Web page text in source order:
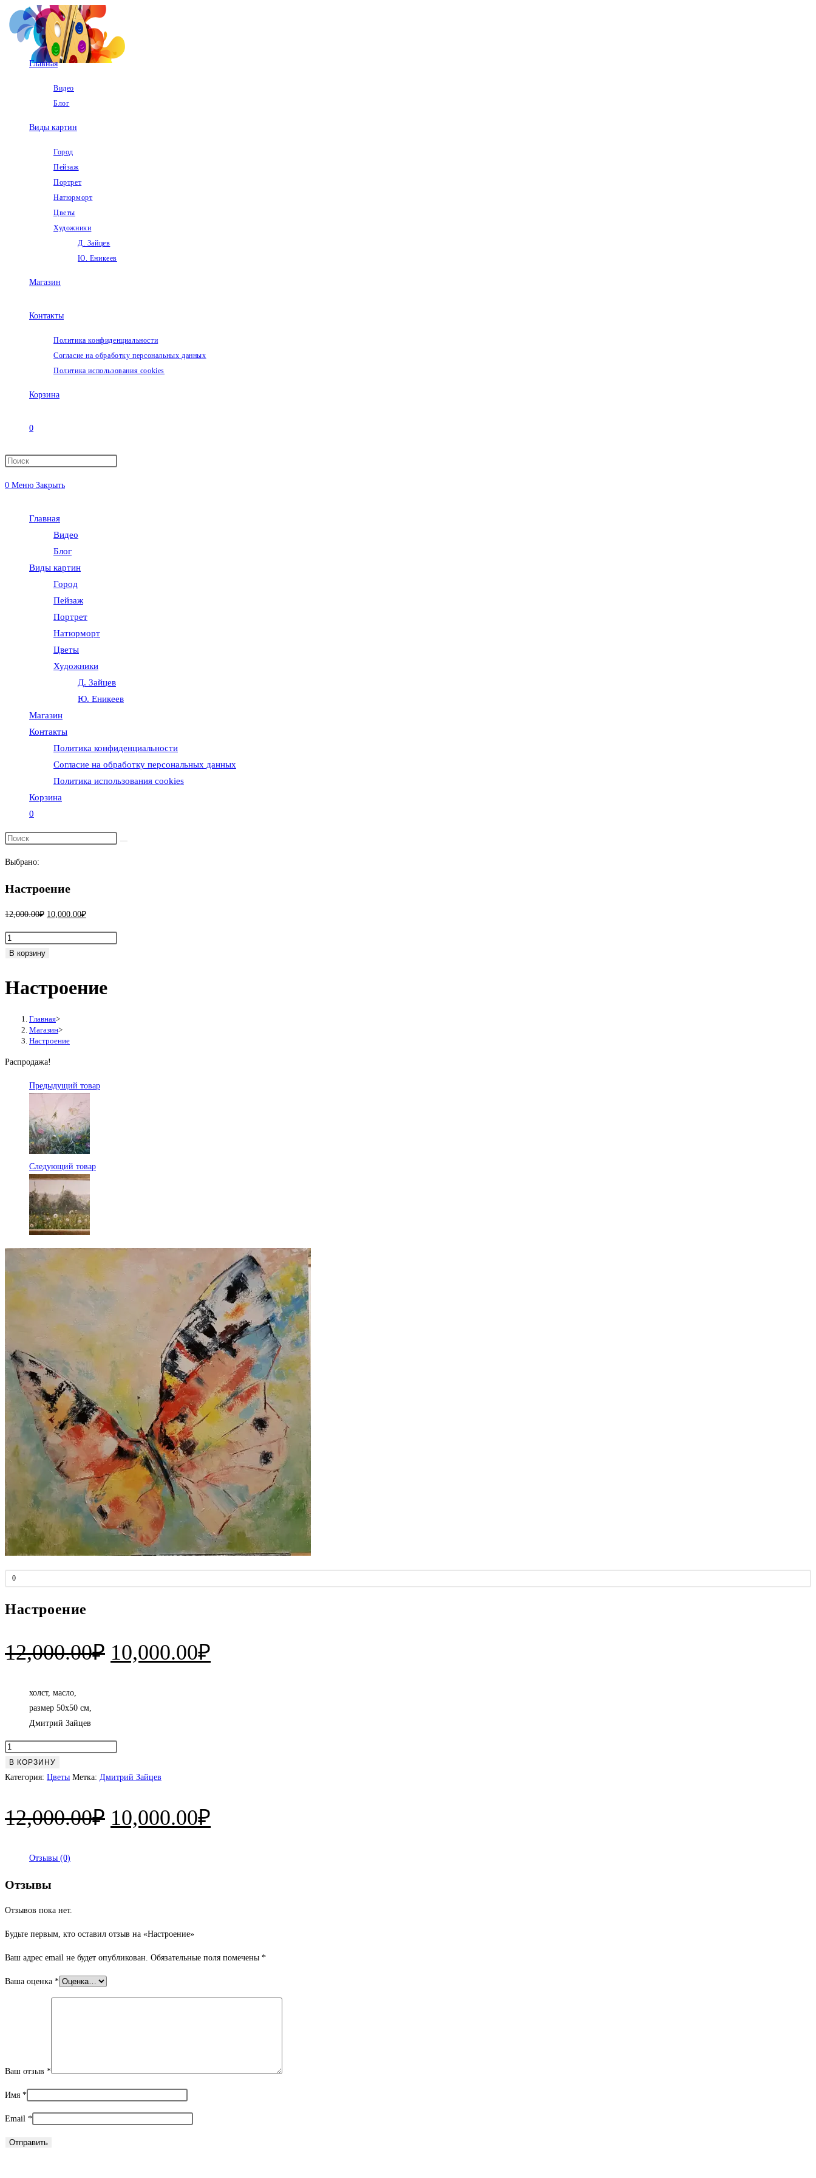
Перейти
содержимому
Главная
Видео
Блог
Виды картин
Город
Пейзаж
Портрет
Натюрморт
Цветы
Художники
Д. Зайцев
Ю. Еникеев
Магазин
Контакты
Политика конфиденциальности
Согласие на обработку персональных данных
Политика использования cookies
Корзина
0
Переключить
0 Меню Закрыть
Главная
Видео
Блог
Виды картин
Город
Пейзаж
Портрет
Натюрморт
Цветы
Художники
Д. Зайцев
Ю. Еникеев
Магазин
Контакты
Политика конфиденциальности
Согласие на обработку персональных данных
Политика использования cookies
Корзина
0
поиск
по
сайту
Выбрано:
Настроение
12,000.00₽ Первоначальная
составляла
10,000.00₽Текущая
10,000.00₽.
Количество
товара
В корзину
Настроение
Главная>
Магазин>
Настроение
Распродажа!
Предыдущий товар
Следующий товар
0
Настроение
12,000.00₽ Первоначальная
10,000.00₽
холст, масло,
размер 50х50 см,
Дмитрий Зайцев
Количество
товара
Настроение
В КОРЗИНУ
Категория: Цветы Метка: Дмитрий Зайцев
12,000.00₽ Первоначальная
10,000.00₽
Отзывы (0)
Отзывы
Отзывов пока нет.
Будьте первым, кто оставил отзыв на «Настроение»
Ваш адрес email не будет опубликован. Обязательные поля помечены *
Ваша оценка *
Ваш отзыв *
Имя *
Email *